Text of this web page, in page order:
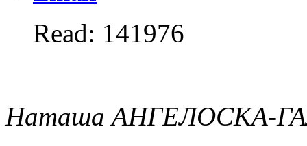
Read: 141976
Наташа АНГЕЛОСКА-